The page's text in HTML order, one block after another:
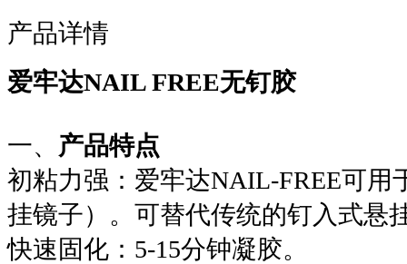
产品详情
爱牢达NAIL FREE无钉胶
一、 产品特点
初粘力强：爱牢达NAIL-FREE可用
挂镜子）。可替代传统的钉入式悬
快速固化：5-15分钟凝胶。